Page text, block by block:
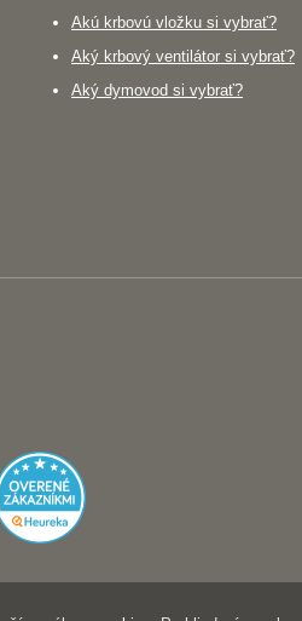
Akú krbovú vložku si vybrať?
Aký krbový ventilátor si vybrať?
Aký dymovod si vybrať?